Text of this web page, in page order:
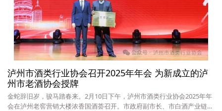
泸州市酒类行业协会召开2025年年会 为新成立的泸
州市老酒协会授牌
金蛇辞旧岁，骏马踏春来。2月10日下午，泸州市酒类行业协会2025年年
会在泸州老窖营销大楼浓香国酒荟召开。市政府副市长、市白酒产业链链